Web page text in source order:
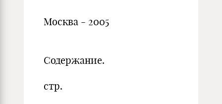
Москва - 2005
Содержание.
стр.